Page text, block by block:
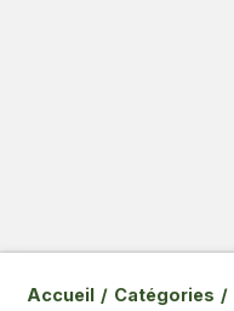
Accueil / Catégories /